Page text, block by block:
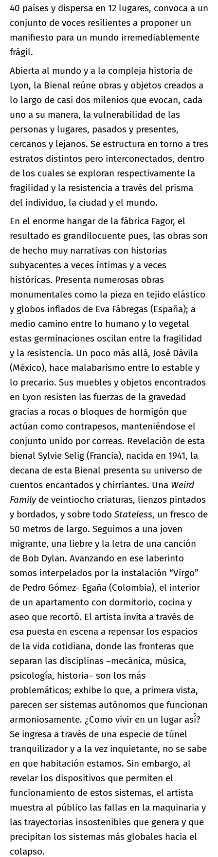
40 países y dispersa en 12 lugares, convoca a un
conjunto de voces resilientes a proponer un
manifiesto para un mundo irremediablemente
frágil.
Abierta al mundo y a la compleja historia de
Lyon, la Bienal reúne obras y objetos creados a
lo largo de casi dos milenios que evocan, cada
uno a su manera, la vulnerabilidad de las
personas y lugares, pasados y presentes,
cercanos y lejanos. Se estructura en torno a tres
estratos distintos pero interconectados, dentro
de los cuales se exploran respectivamente la
fragilidad y la resistencia a través del prisma
del individuo, la ciudad y el mundo.
En el enorme hangar de la fábrica Fagor, el
resultado es grandilocuente pues, las obras son
de hecho muy narrativas con historias
subyacentes a veces íntimas y a veces
históricas. Presenta numerosas obras
monumentales como la pieza en tejido elástico
y globos inflados de Eva Fábregas (España); a
medio camino entre lo humano y lo vegetal
estas germinaciones oscilan entre la fragilidad
y la resistencia. Un poco más allá, José Dávila
(México), hace malabarismo entre lo estable y
lo precario. Sus muebles y objetos encontrados
en Lyon resisten las fuerzas de la gravedad
gracias a rocas o bloques de hormigón que
actúan como contrapesos, manteniéndose el
conjunto unido por correas. Revelación de esta
bienal Sylvie Selig (Francia), nacida en 1941, la
decana de esta Bienal presenta su universo de
cuentos encantados y chirriantes. Una Weird
Familyde veintiocho criaturas, lienzos pintados
y bordados, y sobre todo Stateless, un fresco de
50 metros de largo. Seguimos a una joven
migrante, una liebre y la letra de una canción
de Bob Dylan. Avanzando en ese laberinto
somos interpelados por la instalación “Virgo”
de Pedro Gómez- Egaña (Colombia), el interior
de un apartamento con dormitorio, cocina y
aseo que recortó. El artista invita a través de
esa puesta en escena a repensar los espacios
de la vida cotidiana, donde las fronteras que
separan las disciplinas –mecánica, música,
psicología, historia– son los más
problemáticos; exhibe lo que, a primera vista,
parecen ser sistemas autónomos que funcionan
armoniosamente. ¿Como vivir en un lugar así́?
Se ingresa a través de una especie de túnel
tranquilizador y a la vez inquietante, no se sabe
en que habitación estamos. Sin embargo, al
revelar los dispositivos que permiten el
funcionamiento de estos sistemas, el artista
muestra al público las fallas en la maquinaria y
las trayectorias insostenibles que genera y que
precipitan los sistemas más globales hacia el
colapso.